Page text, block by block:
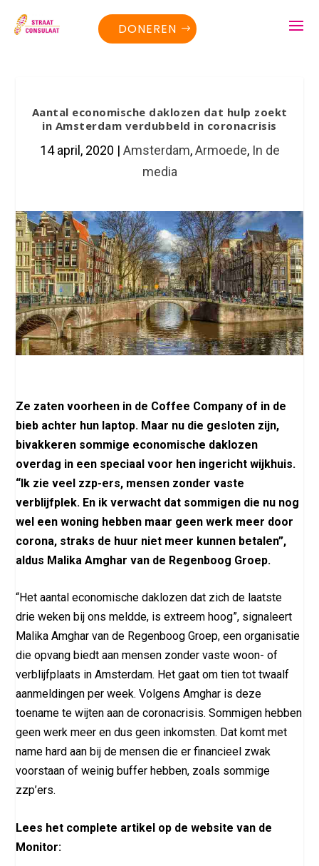
DONEREN
Aantal economische daklozen dat hulp zoekt
in Amsterdam verdubbeld in coronacrisis
14 april, 2020 | Amsterdam,Armoede, In de
media
Ze zaten voorheen in de Coffee Company of in de
bieb achter hun laptop. Maar nu die gesloten zijn,
bivakkeren sommige economische daklozen
overdag in een speciaal voor hen ingericht wijkhuis.
“Ik zie veel zzp-ers, mensen zonder vaste
verblijfplek. En ik verwacht dat sommigen die nu nog
wel een woning hebben maar geen werk meer door
corona, straks de huur niet meer kunnen betalen”,
aldus Malika Amghar van de Regenboog Groep.
“Het aantal economische daklozen dat zich de laatste
drie weken bij ons meldde, is extreem hoog”, signaleert
Malika Amghar van de Regenboog Groep, een organisatie
die opvang biedt aan mensen zonder vaste woon- of
verblijfplaats in Amsterdam. Het gaat om tien tot twaalf
aanmeldingen per week. Volgens Amghar is deze
toename te wijten aan de coronacrisis. Sommigen hebben
geen werk meer en dus geen inkomsten. Dat komt met
name hard aan bij de mensen die er financieel zwak
voorstaan of weinig buffer hebben, zoals sommige
zzp’ers.
Lees het complete artikel op de website van de
Monitor: